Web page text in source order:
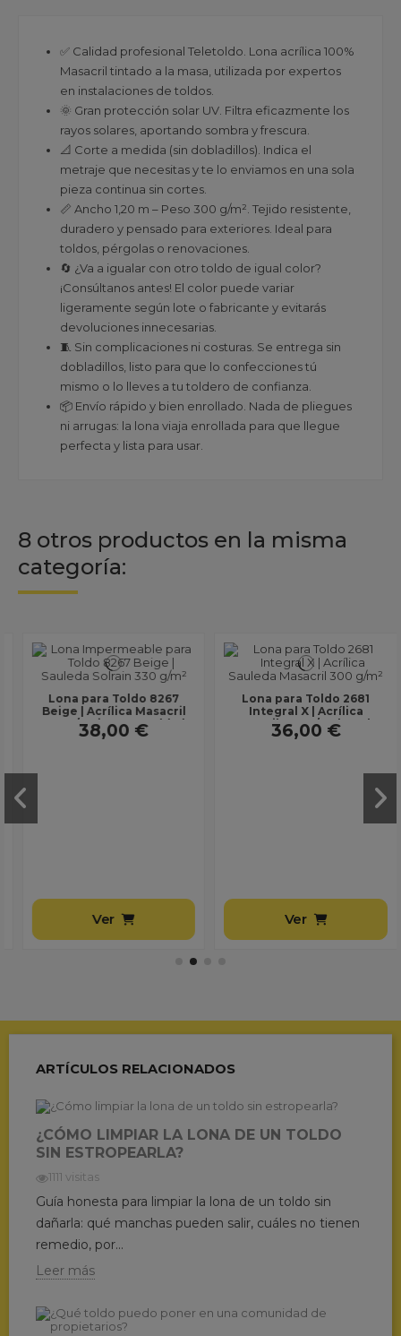
✅ Calidad profesional Teletoldo. Lona acrílica 100%
Masacril tintado a la masa, utilizada por expertos
en instalaciones de toldos.
🌞 Gran protección solar UV. Filtra eficazmente los
rayos solares, aportando sombra y frescura.
📐 Corte a medida (sin dobladillos). Indica el
metraje que necesitas y te lo enviamos en una sola
pieza continua sin cortes.
📏 Ancho 1,20 m – Peso 300 g/m². Tejido resistente,
duradero y pensado para exteriores. Ideal para
toldos, pérgolas o renovaciones.
🔄 ¿Va a igualar con otro toldo de igual color?
¡Consúltanos antes! El color puede variar
ligeramente según lote o fabricante y evitarás
devoluciones innecesarias.
🧵 Sin complicaciones ni costuras. Se entrega sin
dobladillos, listo para que lo confecciones tú
mismo o lo lleves a tu toldero de confianza.
📦 Envío rápido y bien enrollado. Nada de pliegues
ni arrugas: la lona viaja enrollada para que llegue
perfecta y lista para usar.
8 otros productos en la misma
categoría:
Lona para Toldo 8267
Beige | Acrílica Masacril
330 g/m² impermeable |
Ancho 1,20 m |...
38,00 €
Ver
Lona para Toldo 2681
Integral X | Acrílica
Masacril 300 g/m² | Ancho
1,20 m | Lona sin...
36,00 €
Ver
ARTÍCULOS RELACIONADOS
¿CÓMO LIMPIAR LA LONA DE UN TOLDO
SIN ESTROPEARLA?
1111 visitas
Guía honesta para limpiar la lona de un toldo sin
dañarla: qué manchas pueden salir, cuáles no tienen
remedio, por...
Leer más